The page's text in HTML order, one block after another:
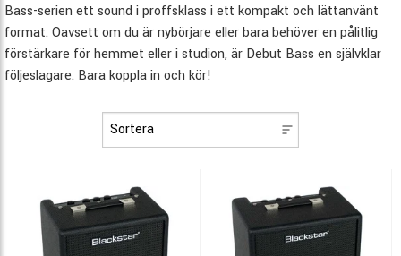
Bass-serien ett sound i proffsklass i ett kompakt och lättanvänt
format. Oavsett om du är nybörjare eller bara behöver en pålitlig
förstärkare för hemmet eller i studion, är Debut Bass en självklar
följeslagare. Bara koppla in och kör!